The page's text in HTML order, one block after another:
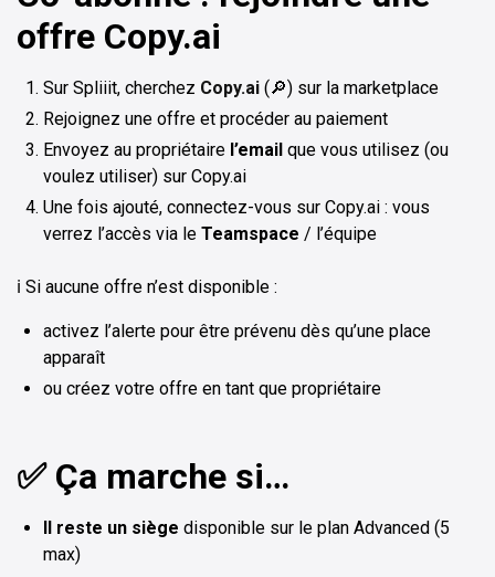
offre Copy.ai
Sur Spliiit, cherchez Copy.ai (🔎) sur la marketplace
Rejoignez une offre et procéder au paiement
Envoyez au propriétaire l’email que vous utilisez (ou
voulez utiliser) sur Copy.ai
Une fois ajouté, connectez-vous sur Copy.ai : vous
verrez l’accès via le Teamspace / l’équipe
ℹ️ Si aucune offre n’est disponible :
activez l’alerte pour être prévenu dès qu’une place
apparaît
ou créez votre offre en tant que propriétaire
✅ Ça marche si…
Il reste un siège disponible sur le plan Advanced (5
max)